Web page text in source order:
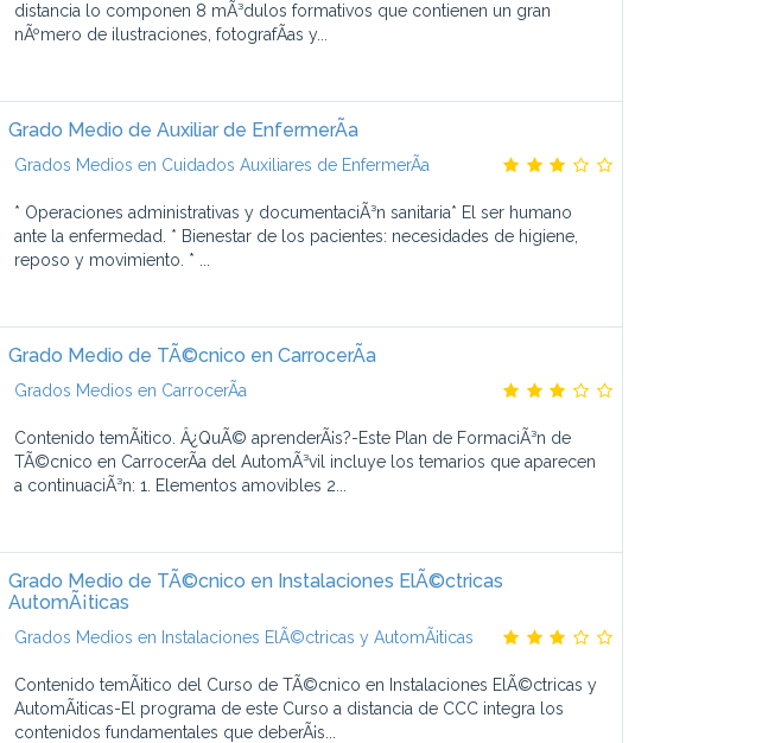
distancia lo componen 8 mÃ³dulos formativos que contienen un gran
nÃºmero de ilustraciones, fotografÃ­as y...
Grado Medio de Auxiliar de EnfermerÃ­a
Grados Medios en Cuidados Auxiliares de EnfermerÃ­a
* Operaciones administrativas y documentaciÃ³n sanitaria* El ser humano
ante la enfermedad. * Bienestar de los pacientes: necesidades de higiene,
reposo y movimiento. * ...
Grado Medio de TÃ©cnico en CarrocerÃ­a
Grados Medios en CarrocerÃ­a
Contenido temÃ¡tico. Â¿QuÃ© aprenderÃ¡s?-Este Plan de FormaciÃ³n de
TÃ©cnico en CarrocerÃ­a del AutomÃ³vil incluye los temarios que aparecen
a continuaciÃ³n: 1. Elementos amovibles 2...
Grado Medio de TÃ©cnico en Instalaciones ElÃ©ctricas
AutomÃ¡ticas
Grados Medios en Instalaciones ElÃ©ctricas y AutomÃ¡ticas
Contenido temÃ¡tico del Curso de TÃ©cnico en Instalaciones ElÃ©ctricas y
AutomÃ¡ticas-El programa de este Curso a distancia de CCC integra los
contenidos fundamentales que deberÃ¡s...